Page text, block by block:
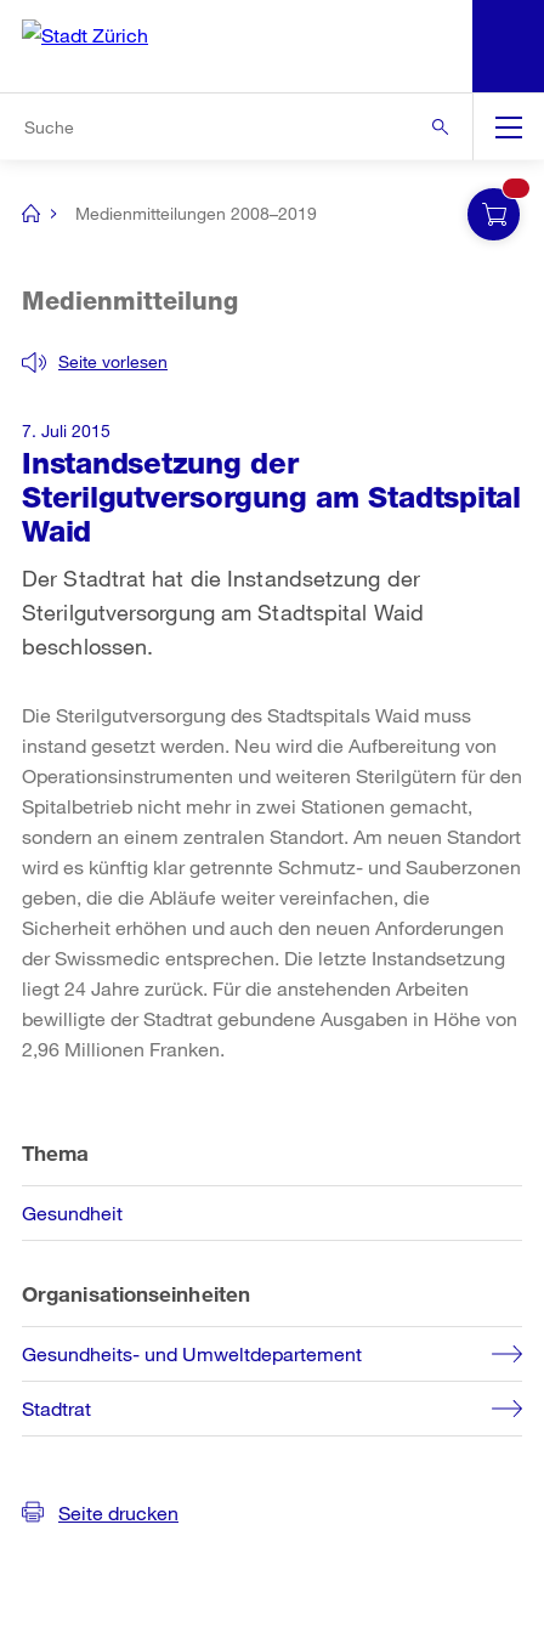
Navigation
[no
Medienmitteilungen 2008–2019
Instandsetzung der
Sterilgutversorgung am Stadtspital
Waid
Seite vorlesen
Medienmitteilung
Der Stadtrat hat die Instandsetzung der
Sterilgutversorgung am Stadtspital Waid
beschlossen.
7. Juli 2015
Die Sterilgutversorgung des Stadtspitals Waid muss
instand gesetzt werden. Neu wird die Aufbereitung von
Operationsinstrumenten und weiteren Sterilgütern für den
Spitalbetrieb nicht mehr in zwei Stationen gemacht,
sondern an einem zentralen Standort. Am neuen Standort
wird es künftig klar getrennte Schmutz- und Sauberzonen
geben, die die Abläufe weiter vereinfachen, die
Sicherheit erhöhen und auch den neuen Anforderungen
der Swissmedic entsprechen. Die letzte Instandsetzung
liegt 24 Jahre zurück. Für die anstehenden Arbeiten
bewilligte der Stadtrat gebundene Ausgaben in Höhe von
2,96 Millionen Franken.
Informationen
Thema
Gesundheit
Organisationseinheiten
Gesundheits- und Umweltdepartement
Stadtrat
Seite drucken